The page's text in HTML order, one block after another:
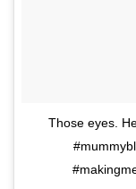
Those eyes.